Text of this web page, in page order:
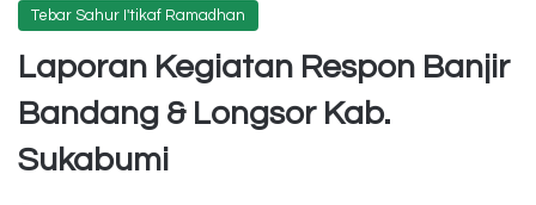
Tebar Sahur I'tikaf Ramadhan
Laporan Kegiatan Respon Banjir
Bandang & Longsor Kab.
Sukabumi